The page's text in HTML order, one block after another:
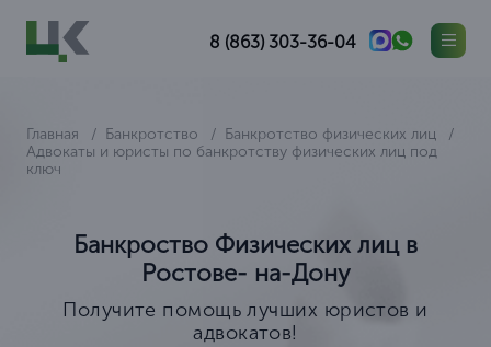
8 (863) 303-36-04
Главная Банкротство
Банкротство физических лиц
Адвокаты и юристы по банкротству физических лиц под
ключ
Банкроство Физических лиц в
Ростове- на-Дону
Получите помощь лучших юристов и
адвокатов!